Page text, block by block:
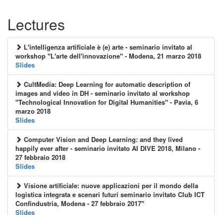
Lectures
L'intelligenza artificiale è (e) arte - seminario invitato al
workshop "L'arte dell'innovazione" - Modena, 21 marzo 2018
Slides
CultMedia: Deep Learning for automatic description of
images and video in DH - seminario invitato al workshop
"Technological Innovation for Digital Humanities" - Pavia, 6
marzo 2018
Slides
Computer Vision and Deep Learning: and they lived
happily ever after - seminario invitato AI DIVE 2018, Milano -
27 febbraio 2018
Slides
Visione artificiale: nuove applicazioni per il mondo della
logistica integrata e scenari futuri seminario invitato Club ICT
Confindustria, Modena - 27 febbraio 2017"
Slides